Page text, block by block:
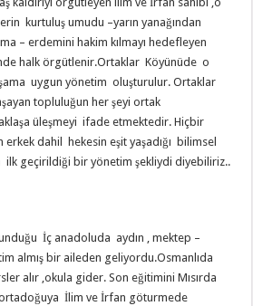
kurtuluş umudu –yarın yanağından
– erdemini hakim kılmayı hedefleyen
halk örgütlenir.Ortaklar Köyünüde o
uygun yönetim oluşturulur. Ortaklar
topluluğun her şeyi ortak
üleşmeyi ifade etmektedir. Hiçbir
erkek dahil hekesin eşit yaşadığı bilimsel
ilk geçirildiği bir yönetim şekliydi diyebiliriz..
İç anadoluda aydın , mektep –
almış bir aileden geliyordu.Osmanlıda
alır ,okula gider. Son eğitimini Mısırda
ortadoğuya İlim ve İrfan göturmede